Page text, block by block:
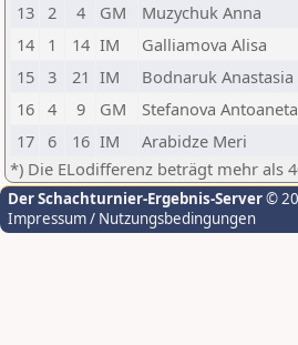
13
2 4 GM Muzychuk Anna
14
1 14 IM Galliamova Alisa
15
3 21 IM Bodnaruk Anastasia
16
4 9 GM Stefanova Antoaneta
17
6 16 IM Arabidze Meri
*) Die ELodifferenz beträgt mehr als
Der Schachturnier-Ergebnis-Server©
Impressum / Nutzungsbedingungen